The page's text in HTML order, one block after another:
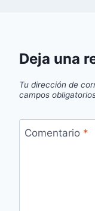
Deja una
Tu dirección de
campos
Comentario *